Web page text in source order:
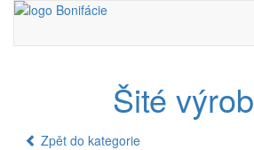
Šité
Zpět do kategorie